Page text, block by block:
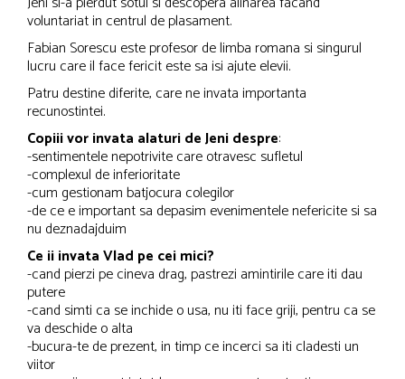
voluntariat in centrul de plasament.
Fabian Sorescu este profesor de limba romana si singurul
lucru care il face fericit este sa isi ajute elevii.
Patru destine diferite, care ne invata importanta
recunostintei.
Copiii vor invata alaturi de Jeni despre:
-sentimentele nepotrivite care otravesc sufletul
-complexul de inferioritate
-cum gestionam batjocura colegilor
-de ce e important sa depasim evenimentele nefericite si sa
nu deznadajduim
Ce ii invata Vlad pe cei mici?
-cand pierzi pe cineva drag, pastrezi amintirile care iti dau
putere
-cand simti ca se inchide o usa, nu iti face griji, pentru ca se
va deschide o alta
-bucura-te de prezent, in timp ce incerci sa iti cladesti un
viitor